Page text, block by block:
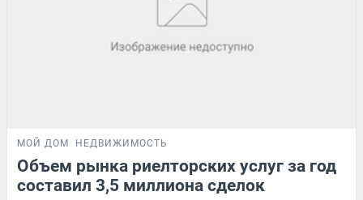
МОЙ ДОМ НЕДВИЖИМОСТЬ
Объем рынка риелторских услуг за год
составил 3,5 миллиона сделок